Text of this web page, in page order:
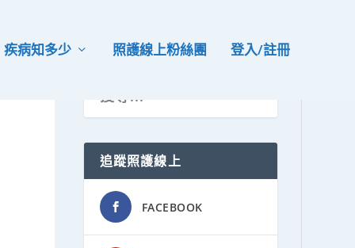
疾病知多少 照護線上粉絲團 登入/註冊
追蹤照護線上
FACEBOOK